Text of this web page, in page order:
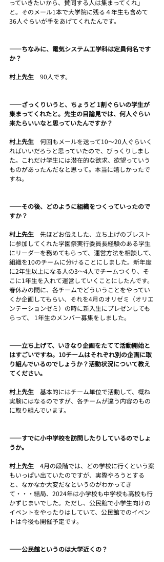
っていきたいから、賛同する人は集まってくれ」
と。そのメール1本で大学院に残る４年生も含めて
36人ぐらいが手をあげてくれたんです。
――ちなみに、電気システム工学科は定員何名です
か？
村上先生 90人です。
――ざっくりいうと、ちょうど 1割ぐらいの学生が
集まってくれたと。先生の目論見では、何人ぐらい
来たらいいなと思っていたんですか？
村上先生 何回もメールを送って10～20人ぐらいく
ればいいだろうと思っていたので、びっくりしまし
た。これだけ学生には潜在的な欲求、欲望っていう
ものがあったんだなと思って。本当に嬉しかったで
すね。
――その後、どのように組織をつくっていったので
すか？
村上先生 先ほどお伝えした、立ち上げのブレスト
に参加してくれた学園祭実行委員長経験のある学生
にリーダーを務めてもらって、運営方法を相談して、
組織を10のチームに分けることにしました。新年度
に2年生以上になる人の3～4人でチームつくり、そ
こに1年生を入れて運営していくことにしたんです。
春休みの間に、各チームでどういうことをやってい
くか企画してもらい、それを4月のオリゼミ（オリエ
ンテーションゼミ）の時に新入生にプレゼンしても
らって、 1年生のメンバー募集をしました。
――立ち上げて、いきなり企画をたてて活動開始と
はすごいですね。10チームはそれぞれ別の企画に取
り組んでいるのでしょうか？活動状況について教え
てください。
村上先生 基本的にはチーム単位で活動して、概ね
実験にはなるのですが、各チームが違う内容のもの
に取り組んでいます。
――すでに小中学校を訪問したりしているのでしょ
うか。
村上先生 4月の段階では、どの学校に行くという案
もいっぱい出ていたのですが、実際やろうとする
と、なかなか大変だなというのがわかってき
て・・・結局、2024年は小学校も中学校も高校も行
かずじまいでした。ただし、公民館で小学生向けの
イベントをやったりはしていて、公民館でのイベン
トは今後も開催予定です。
――公民館というのは大学近くの？